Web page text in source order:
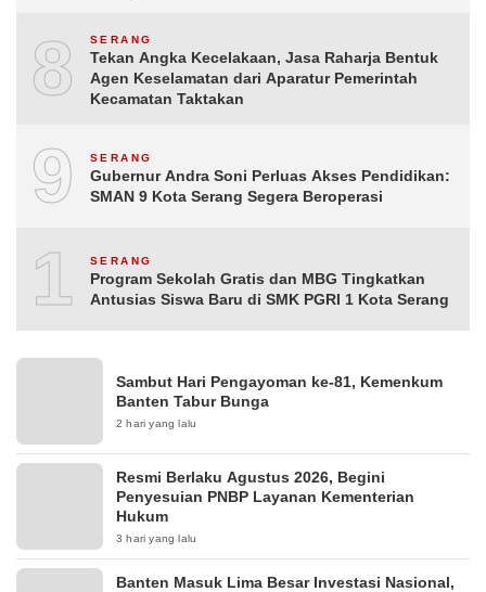
8 SERANG
Tekan Angka Kecelakaan, Jasa Raharja Bentuk
Agen Keselamatan dari Aparatur Pemerintah
Kecamatan Taktakan
9 SERANG
Gubernur Andra Soni Perluas Akses Pendidikan:
SMAN 9 Kota Serang Segera Beroperasi
10SERANG
Program Sekolah Gratis dan MBG Tingkatkan
Antusias Siswa Baru di SMK PGRI 1 Kota Serang
Sambut Hari Pengayoman ke-81, Kemenkum
Banten Tabur Bunga
2 hari yang lalu
Resmi Berlaku Agustus 2026, Begini
Penyesuian PNBP Layanan Kementerian
Hukum
3 hari yang lalu
Banten Masuk Lima Besar Investasi Nasional,